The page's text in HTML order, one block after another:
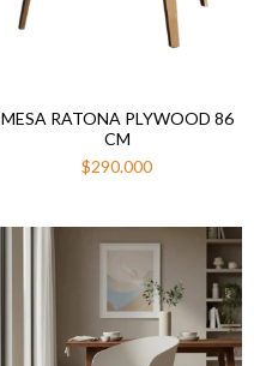
MESA RATONA PLYWOOD 86
CM
$290.000